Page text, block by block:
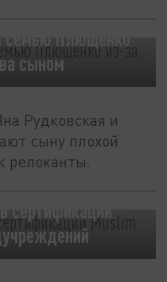
Плющенко
сыном
Рудковская и
сыну плохой
релоканты.